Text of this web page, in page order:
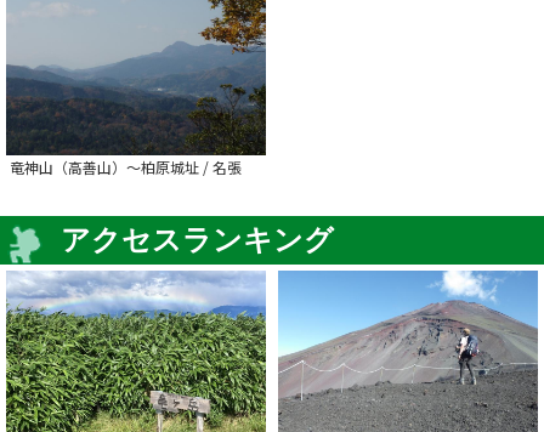
竜神山（高善山）～柏原城址 / 名張
アクセスランキング